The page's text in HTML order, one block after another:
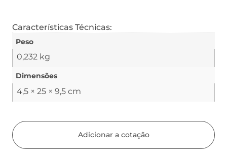
Características Técnicas:
Peso
0,232 kg
Dimensões
4,5 × 25 × 9,5 cm
Adicionar a cotação